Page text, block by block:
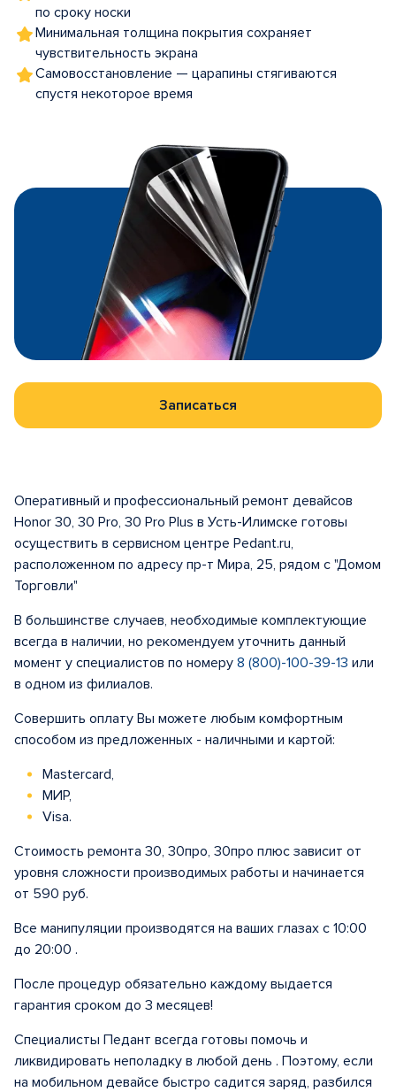
по сроку носки
Минимальная толщина покрытия сохраняет
чувствительность экрана
Самовосстановление — царапины стягиваются
спустя некоторое время
Записаться
Оперативный и профессиональный ремонт девайсов
Honor 30, 30 Pro, 30 Pro Plus в Усть-Илимске готовы
осуществить в сервисном центре Pedant.ru,
расположенном по адресу пр-т Мира, 25, рядом с "Домом
Торговли"
В большинстве случаев, необходимые комплектующие
всегда в наличии, но рекомендуем уточнить данный
момент у специалистов по номеру 8 (800)-100-39-13 или
в одном из филиалов.
Совершить оплату Вы можете любым комфортным
способом из предложенных - наличными и картой:
Mastercard,
МИР,
Visa.
Стоимость ремонта 30, 30про, 30про плюс зависит от
уровня сложности производимых работы и начинается
от 590 руб.
Все манипуляции производятся на ваших глазах с 10:00
до 20:00 .
После процедур обязательно каждому выдается
гарантия сроком до 3 месяцев!
Специалисты Педант всегда готовы помочь и
ликвидировать неполадку в любой день . Поэтому, если
на мобильном девайсе быстро садится заряд, разбился